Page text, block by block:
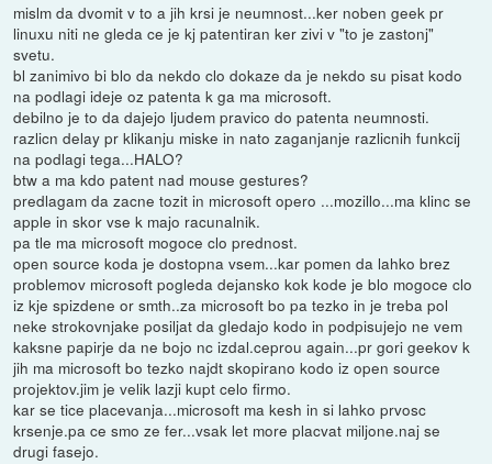
mislm da dvomit v to a jih krsi je neumnost...ker noben geek pr
linuxu niti ne gleda ce je kj patentiran ker zivi v "to je zastonj"
svetu.
bl zanimivo bi blo da nekdo clo dokaze da je nekdo su pisat kodo
na podlagi ideje oz patenta k ga ma microsoft.
debilno je to da dajejo ljudem pravico do patenta neumnosti.
razlicn delay pr klikanju miske in nato zaganjanje razlicnih funkcij
na podlagi tega...HALO?
btw a ma kdo patent nad mouse gestures?
predlagam da zacne tozit in microsoft opero ...mozillo...ma klinc se
apple in skor vse k majo racunalnik.
pa tle ma microsoft mogoce clo prednost.
open source koda je dostopna vsem...kar pomen da lahko brez
problemov microsoft pogleda dejansko kok kode je blo mogoce clo
iz kje spizdene or smth..za microsoft bo pa tezko in je treba pol
neke strokovnjake posiljat da gledajo kodo in podpisujejo ne vem
kaksne papirje da ne bojo nc izdal.ceprou again...pr gori geekov k
jih ma microsoft bo tezko najdt skopirano kodo iz open source
projektov.jim je velik lazji kupt celo firmo.
kar se tice placevanja...microsoft ma kesh in si lahko prvosc
krsenje.pa ce smo ze fer...vsak let more placvat miljone.naj se
drugi fasejo.